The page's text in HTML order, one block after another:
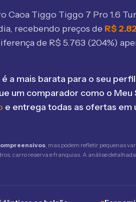
Caoa Tiggo Tiggo 7 Pro 1.6
recebendo preços de R$
de R$ 5.763 (204%)
a mais barata para o seu
um comparador como o Meu
e entrega todas as ofertas em
, mas podem refletir pequenas
carro reserva e franquias. A análise